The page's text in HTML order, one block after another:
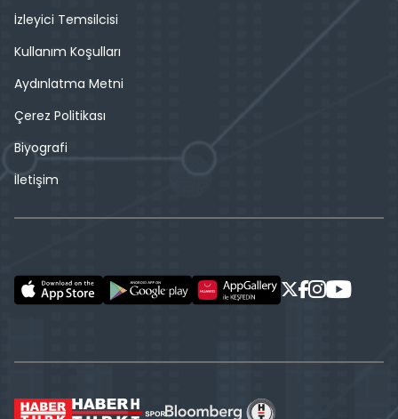
İzleyici Temsilcisi
Kullanım Koşulları
Aydınlatma Metni
Çerez Politikası
Biyografi
İletişim